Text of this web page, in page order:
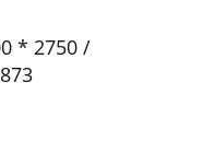
* 2750 /